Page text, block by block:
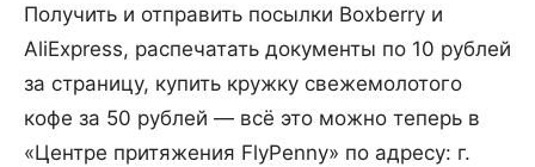
Получить и отправить посылки Boxberry и
AliExpress, распечатать документы по 10 рублей
за страницу, купить кружку свежемолотого
кофе за 50 рублей — всё это можно теперь в
«Центре притяжения FlyPenny» по адресу: г.